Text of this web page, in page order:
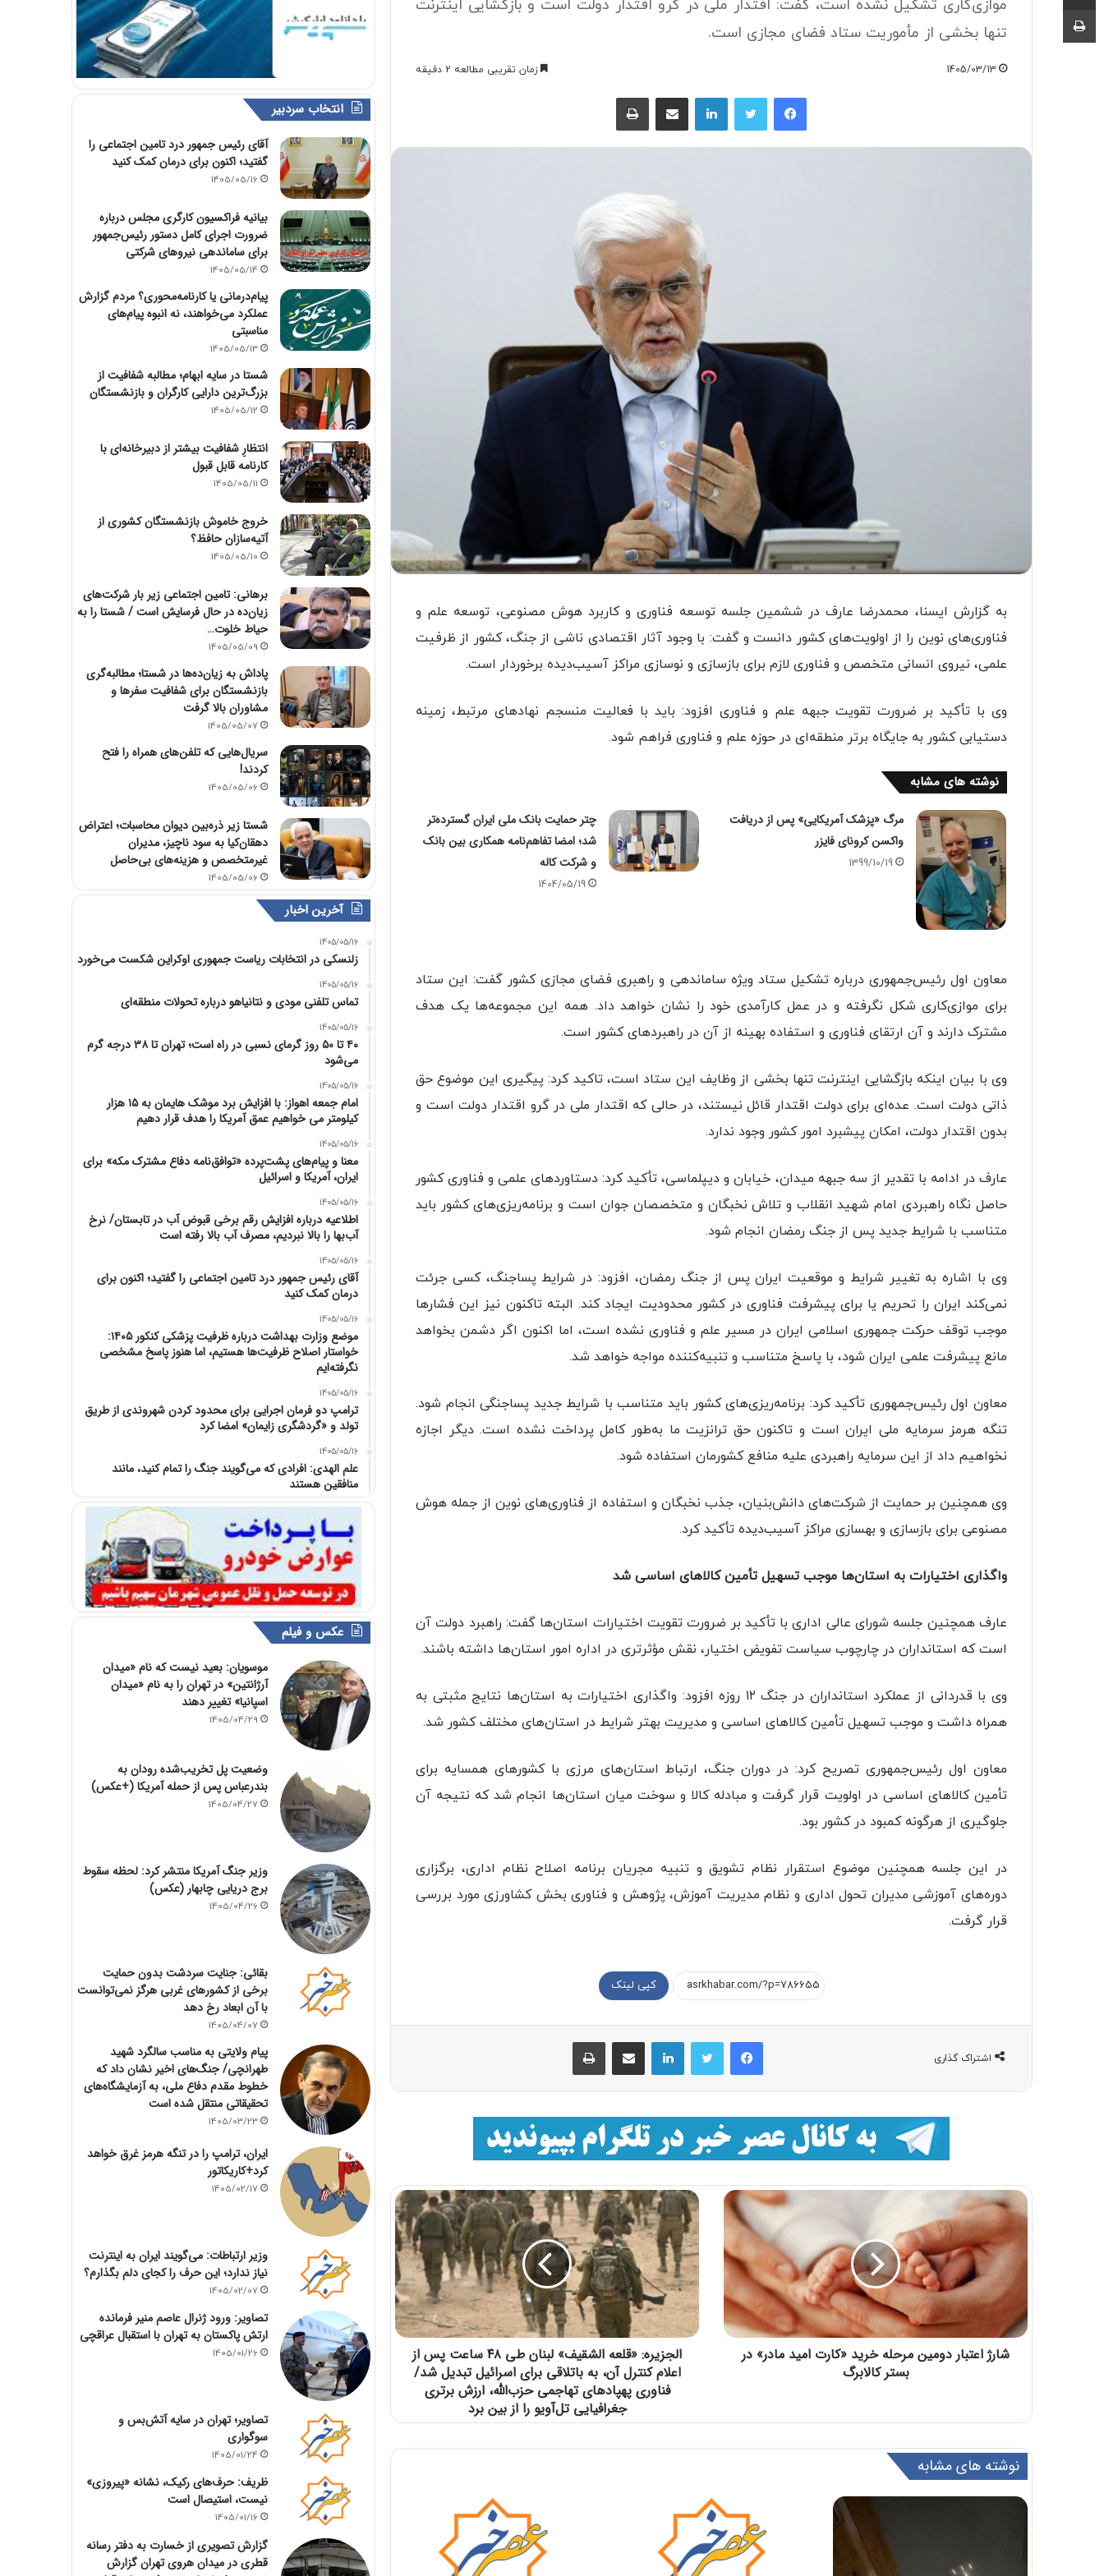
موازی‌کاری تشکیل نشده است، گفت: اقتدار ملی در گرو اقتدار دولت است و بازگشایی اینترنت
تنها بخشی از مأموریت ستاد فضای مجازی است.
1405/03/13 زمان تقریبی مطالعه 2 دقیقه
فیسبوک لینکداین
به گزارش ایسنا، محمدرضا عارف در ششمین جلسه توسعه فناوری و کاربرد هوش مصنوعی، توسعه علم و
فناوری‌های نوین را از اولویت‌های کشور دانست و گفت: با وجود آثار اقتصادی ناشی از جنگ، کشور از ظرفیت
علمی، نیروی انسانی متخصص و فناوری لازم برای بازسازی و نوسازی مراکز آسیب‌دیده برخوردار است.
وی با تأکید بر ضرورت تقویت جبهه علم و فناوری افزود: باید با فعالیت منسجم نهادهای مرتبط، زمینه
دستیابی کشور به جایگاه برتر منطقه‌ای در حوزه علم و فناوری فراهم شود.
نوشته های مشابه
مرگ «پزشک آمریکایی» پس از دریافت
واکسن کرونای فایزر
1399/10/19
چتر حمایت بانک ملی ایران گسترده‌تر
شد؛ امضا تفاهم‌نامه همکاری بین بانک
و شرکت کاله
1404/05/19
معاون اول رئیس‌جمهوری درباره تشکیل ستاد ویژه ساماندهی و راهبری فضای مجازی کشور گفت: این ستاد
برای موازی‌کاری شکل نگرفته و در عمل کارآمدی خود را نشان خواهد داد. همه این مجموعه‌ها یک هدف
مشترک دارند و آن ارتقای فناوری و استفاده بهینه از آن در راهبردهای کشور است.
وی با بیان اینکه بازگشایی اینترنت تنها بخشی از وظایف این ستاد است، تاکید کرد: پیگیری این موضوع حق
ذاتی دولت است. عده‌ای برای دولت اقتدار قائل نیستند، در حالی که اقتدار ملی در گرو اقتدار دولت است و
بدون اقتدار دولت، امکان پیشبرد امور کشور وجود ندارد.
عارف در ادامه با تقدیر از سه جبهه میدان، خیابان و دیپلماسی، تأکید کرد: دستاوردهای علمی و فناوری کشور
حاصل نگاه راهبردی امام شهید انقلاب و تلاش نخبگان و متخصصان جوان است و برنامه‌ریزی‌های کشور باید
متناسب با شرایط جدید پس از جنگ رمضان انجام شود.
وی با اشاره به تغییر شرایط و موقعیت ایران پس از جنگ رمضان، افزود: در شرایط پساجنگ، کسی جرئت
نمی‌کند ایران را تحریم یا برای پیشرفت فناوری در کشور محدودیت ایجاد کند. البته تاکنون نیز این فشارها
موجب توقف حرکت جمهوری اسلامی ایران در مسیر علم و فناوری نشده است، اما اکنون اگر دشمن بخواهد
مانع پیشرفت علمی ایران شود، با پاسخ متناسب و تنبیه‌کننده مواجه خواهد شد.
معاون اول رئیس‌جمهوری تأکید کرد: برنامه‌ریزی‌های کشور باید متناسب با شرایط جدید پساجنگی انجام شود.
تنگه هرمز سرمایه ملی ایران است و تاکنون حق ترانزیت ما به‌طور کامل پرداخت نشده است. دیگر اجازه
نخواهیم داد از این سرمایه راهبردی علیه منافع کشورمان استفاده شود.
وی همچنین بر حمایت از شرکت‌های دانش‌بنیان، جذب نخبگان و استفاده از فناوری‌های نوین از جمله هوش
مصنوعی برای بازسازی و بهسازی مراکز آسیب‌دیده تأکید کرد.
واگذاری اختیارات به استان‌ها موجب تسهیل تأمین کالاهای اساسی شد
عارف همچنین جلسه شورای عالی اداری با تأکید بر ضرورت تقویت اختیارات استان‌ها گفت: راهبرد دولت آن
است که استانداران در چارچوب سیاست تفویض اختیار، نقش مؤثرتری در اداره امور استان‌ها داشته باشند.
وی با قدردانی از عملکرد استانداران در جنگ ۱۲ روزه افزود: واگذاری اختیارات به استان‌ها نتایج مثبتی به
همراه داشت و موجب تسهیل تأمین کالاهای اساسی و مدیریت بهتر شرایط در استان‌های مختلف کشور شد.
معاون اول رئیس‌جمهوری تصریح کرد: در دوران جنگ، ارتباط استان‌های مرزی با کشورهای همسایه برای
تأمین کالاهای اساسی در اولویت قرار گرفت و مبادله کالا و سوخت میان استان‌ها انجام شد که نتیجه آن
جلوگیری از هرگونه کمبود در کشور بود.
در این جلسه همچنین موضوع استقرار نظام تشویق و تنبیه مجریان برنامه اصلاح نظام اداری، برگزاری
دوره‌های آموزشی مدیران تحول اداری و نظام مدیریت آموزش، پژوهش و فناوری بخش کشاورزی مورد بررسی
قرار گرفت.
کپی لینک
اشتراک گذاری
فیسبوک لینکداین
شارژ اعتبار دومین مرحله خرید «کارت امید مادر» در
بستر کالابرگ
الجزیره: «قلعه الشقیف» لبنان طی ۴۸ ساعت پس از
اعلام کنترل آن، به باتلاقی برای اسرائیل تبدیل شد/
فناوری پهپاد‌های تهاجمی حزب‌الله، ارزش برتری
جغرافیایی تل‌آویو را از بین برد
نوشته های مشابه
انتخاب سردبیر
آقای رئیس جمهور درد تامین اجتماعی را
گفتید؛ اکنون برای درمان کمک کنید
1405/05/16
بیانیه فراکسیون کارگری مجلس درباره
ضرورت اجرای کامل دستور رئیس‌جمهور
برای ساماندهی نیروهای شرکتی
1405/05/14
پیام‌درمانی یا کارنامه‌محوری؟ مردم گزارش
عملکرد می‌خواهند، نه انبوه پیام‌های
مناسبتی
1405/05/13
شستا در سایه ابهام؛ مطالبه شفافیت از
بزرگ‌ترین دارایی کارگران و بازنشستگان
1405/05/12
انتظارِ شفافیت بیشتر از دبیرخانه‌ای با
کارنامه قابل قبول
1405/05/11
خروج خاموش بازنشستگان کشوری از
آتیه‌سازان حافظ؟
1405/05/10
برهانی: تامین اجتماعی زیر بار شرکت‌های
زیان‌ده در حال فرسایش است / شستا را به
حیاط خلوت…
1405/05/09
پاداش به زیان‌ده‌ها در شستا؛ مطالبه‌گری
بازنشستگان برای شفافیت سفرها و
مشاوران بالا گرفت
1405/05/07
سریال‌هایی که تلفن‌های همراه را فتح
کردند!
1405/05/06
شستا زیر ذره‌بین دیوان محاسبات؛ اعتراض
دهقان‌کیا به سود ناچیز، مدیران
غیرمتخصص و هزینه‌های بی‌حاصل
1405/05/06
آخرین اخبار
1405/05/16
زلنسکی در انتخابات ریاست جمهوری اوکراین شکست می‌خورد
1405/05/16
تماس تلفنی مودی و نتانیاهو درباره تحولات منطقه‌ای
1405/05/16
۴۰ تا ۵۰ روز گرمای نسبی در راه است؛ تهران تا ۳۸ درجه گرم
می‌شود
1405/05/16
امام‌ جمعه اهواز: با افزایش برد موشک هایمان به ۱۵ هزار
کیلومتر می خواهیم عمق آمریکا را هدف قرار دهیم
1405/05/16
معنا و پیام‌های پشت‌پرده «توافق‌نامه دفاع مشترک مکه» برای
ایران، آمریکا و اسرائیل
1405/05/16
اطلاعیه درباره افزایش رقم برخی قبوض آب در تابستان/ نرخ
آب‌بها را بالا نبردیم، مصرف آب بالا رفته است
1405/05/16
آقای رئیس جمهور درد تامین اجتماعی را گفتید؛ اکنون برای
درمان کمک کنید
1405/05/16
موضع وزارت بهداشت درباره ظرفیت پزشکی کنکور ۱۴۰۵:
خواستار اصلاح ظرفیت‌ها هستیم، اما هنوز پاسخ مشخصی
نگرفته‌ایم
1405/05/16
ترامپ دو فرمان اجرایی برای محدود کردن شهروندی از طریق
تولد و «گردشگری زایمان» امضا کرد
1405/05/16
علم الهدی: افرادی که می‌گویند جنگ را تمام کنید، مانند
منافقین هستند
عکس و فیلم
موسویان: بعید نیست که نام «میدان
آرژانتین» در تهران را به نام «میدان
اسپانیا» تغییر دهند
1405/04/29
وضعیت پل تخریب‌شده رودان به
بندرعباس پس از حمله آمریکا (+عکس)
1405/04/27
وزیر جنگ آمریکا منتشر کرد: لحظه سقوط
برج دریایی چابهار (عکس)
1405/04/26
بقائی: جنایت سردشت بدون حمایت
برخی از کشورهای غربی هرگز نمی‌توانست
با آن ابعاد رخ دهد
1405/04/07
پیام ولایتی به مناسب سالگرد شهید
طهرانچی/ جنگ‌های اخیر نشان داد که
خطوط مقدم دفاع ملی، به آزمایشگاه‌های
تحقیقاتی منتقل شده است
1405/03/23
ایران، ترامپ را در تنگه هرمز غرق خواهد
کرد+کاریکاتور
1405/02/17
وزیر ارتباطات: می‌گویند ایران به اینترنت
نیاز ندارد؛ این حرف را کجای دلم بگذارم؟
1405/02/07
تصاویر: ورود ژنرال عاصم منیر فرمانده
ارتش پاکستان به تهران با استقبال عراقچی
1405/01/26
تصاویر؛ تهران در سایه آتش‌بس و
سوگواری
1405/01/24
ظریف: حرف‌های رکیک، نشانه «پیروزی»
نیست، استیصال است
1405/01/16
گزارش تصویری از خسارت به دفتر رسانه
قطری در میدان هروی تهران گزارش